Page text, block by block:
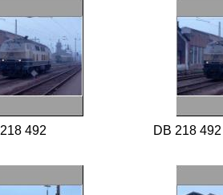
218 492 DB 218